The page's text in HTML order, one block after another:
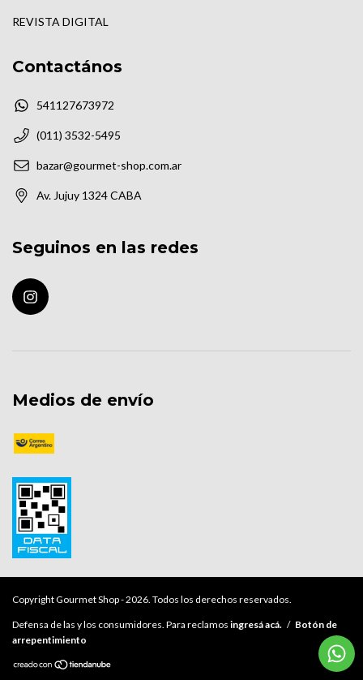
REVISTA DIGITAL
Contactános
541127673972
(011) 3532-5495
bazar@gourmet-shop.com.ar
Av. Jujuy 1324 CABA
Seguinos en las redes
Medios de envío
Copyright Gourmet Shop - 2026. Todos los derechos reservados.
Defensa de las y los consumidores. Para reclamos ingresá acá. / Botón de
arrepentimiento